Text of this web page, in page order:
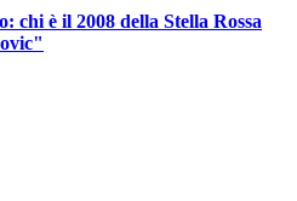
chi è il 2008 della Stella Rossa